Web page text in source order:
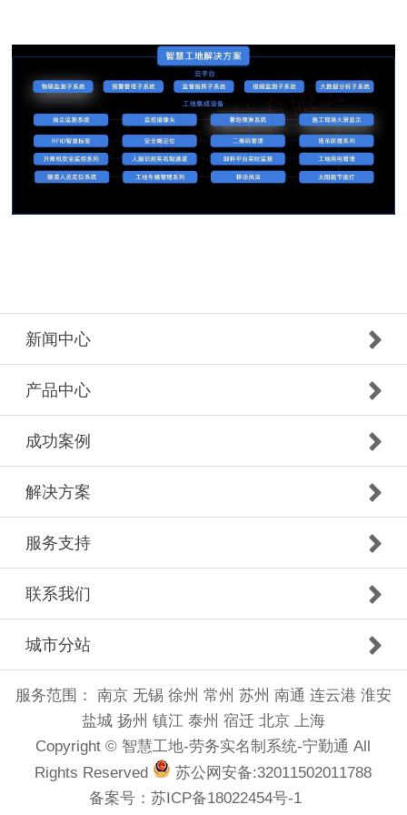
新闻中心
产品中心
成功案例
解决方案
服务支持
联系我们
城市分站
服务范围： 南京 无锡 徐州 常州 苏州 南通 连云港 淮安
盐城 扬州 镇江 泰州 宿迁 北京 上海
Copyright © 智慧工地-劳务实名制系统-宁勤通 All
Rights Reserved
苏公网安备:32011502011788
备案号：苏ICP备18022454号-1